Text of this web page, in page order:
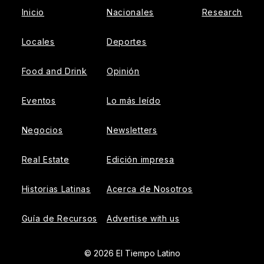
Inicio
Locales
Food and Drink
Eventos
Negocios
Real Estate
Historias Latinas
Guía de Recursos
Nacionales
Deportes
Opinión
Lo más leído
Newsletters
Edición impresa
Acerca de Nosotros
Advertise with us
Research
© 2026 El Tiempo Latino